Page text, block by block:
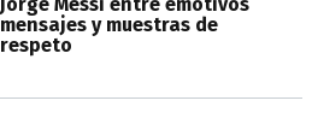
mensajes y muestras de
respeto